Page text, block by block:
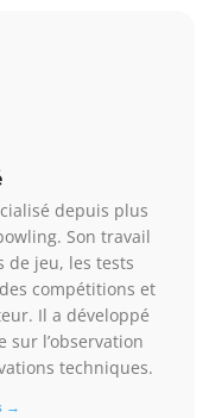
depuis plus
Son travail
de jeu, les tests
compétitions et
Il a développé
sur l’observation
techniques.
→